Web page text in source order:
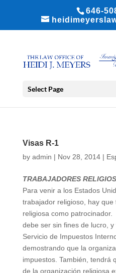
646-
Select Page
Visas R-1
by admin | Nov 28, 2014|
TRABAJADORES
Para venir a los Estados
trabajador religioso, hay
religiosa como
debe ser sin fines de lucro,
Servicio de Impuestos
demostrando que la
impuestos. También, tendrá
de la organización religiosa